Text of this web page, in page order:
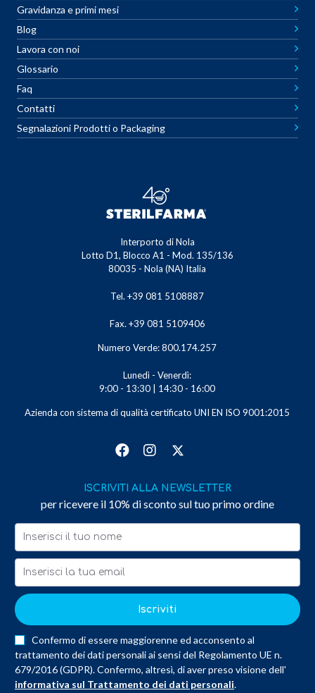
Gravidanza e primi mesi
Blog
Lavora con noi
Glossario
Faq
Contatti
Segnalazioni Prodotti o Packaging
Interporto di Nola
Lotto D1, Blocco A1 - Mod. 135/136
80035 - Nola (NA) Italia
Tel. +39 081 5108887
Fax. +39 081 5109406
Numero Verde: 800.174.257
Lunedì - Venerdì:
9:00 - 13:30 | 14:30 - 16:00
Azienda con sistema di qualità certificato UNI EN ISO 9001:2015
ISCRIVITI ALLA NEWSLETTER
per ricevere il 10% di sconto sul tuo primo ordine
Iscriviti
Confermo di essere maggiorenne ed acconsento al
trattamento dei dati personali ai sensi del Regolamento UE n.
679/2016 (GDPR). Confermo, altresì, di aver preso visione dell'
informativa sul Trattamento dei dati personali.